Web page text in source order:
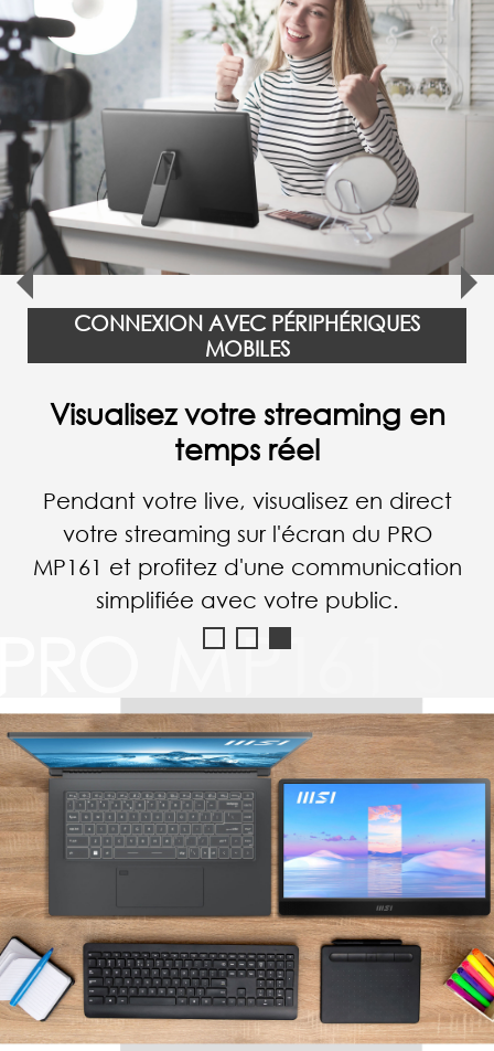
CONNEXION AVEC PÉRIPHÉRIQUES
MOBILES
Connectez votre smartphone
Connectez facilement votre
smartphone à l'écran PRO MP161 par
l'intermédiaire du connecteur Type-C et
profitez-en pour regarder votre vidéo
Youtube sur son écran plus large.